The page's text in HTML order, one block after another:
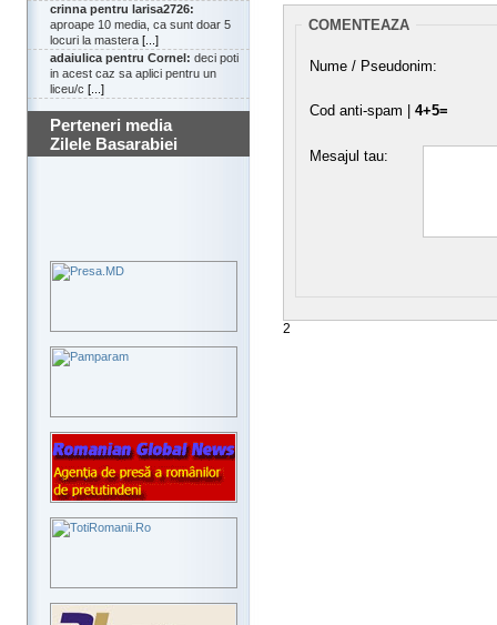
crinna pentru larisa2726:
aproape 10 media, ca sunt doar 5
locuri la mastera [...]
adaiulica pentru Cornel: deci poti
in acest caz sa aplici pentru un
liceu/c [...]
Perteneri media
Zilele Basarabiei
COMENTEAZA
Nume / Pseudonim:
Cod anti-spam | 4+5=
Mesajul tau:
2